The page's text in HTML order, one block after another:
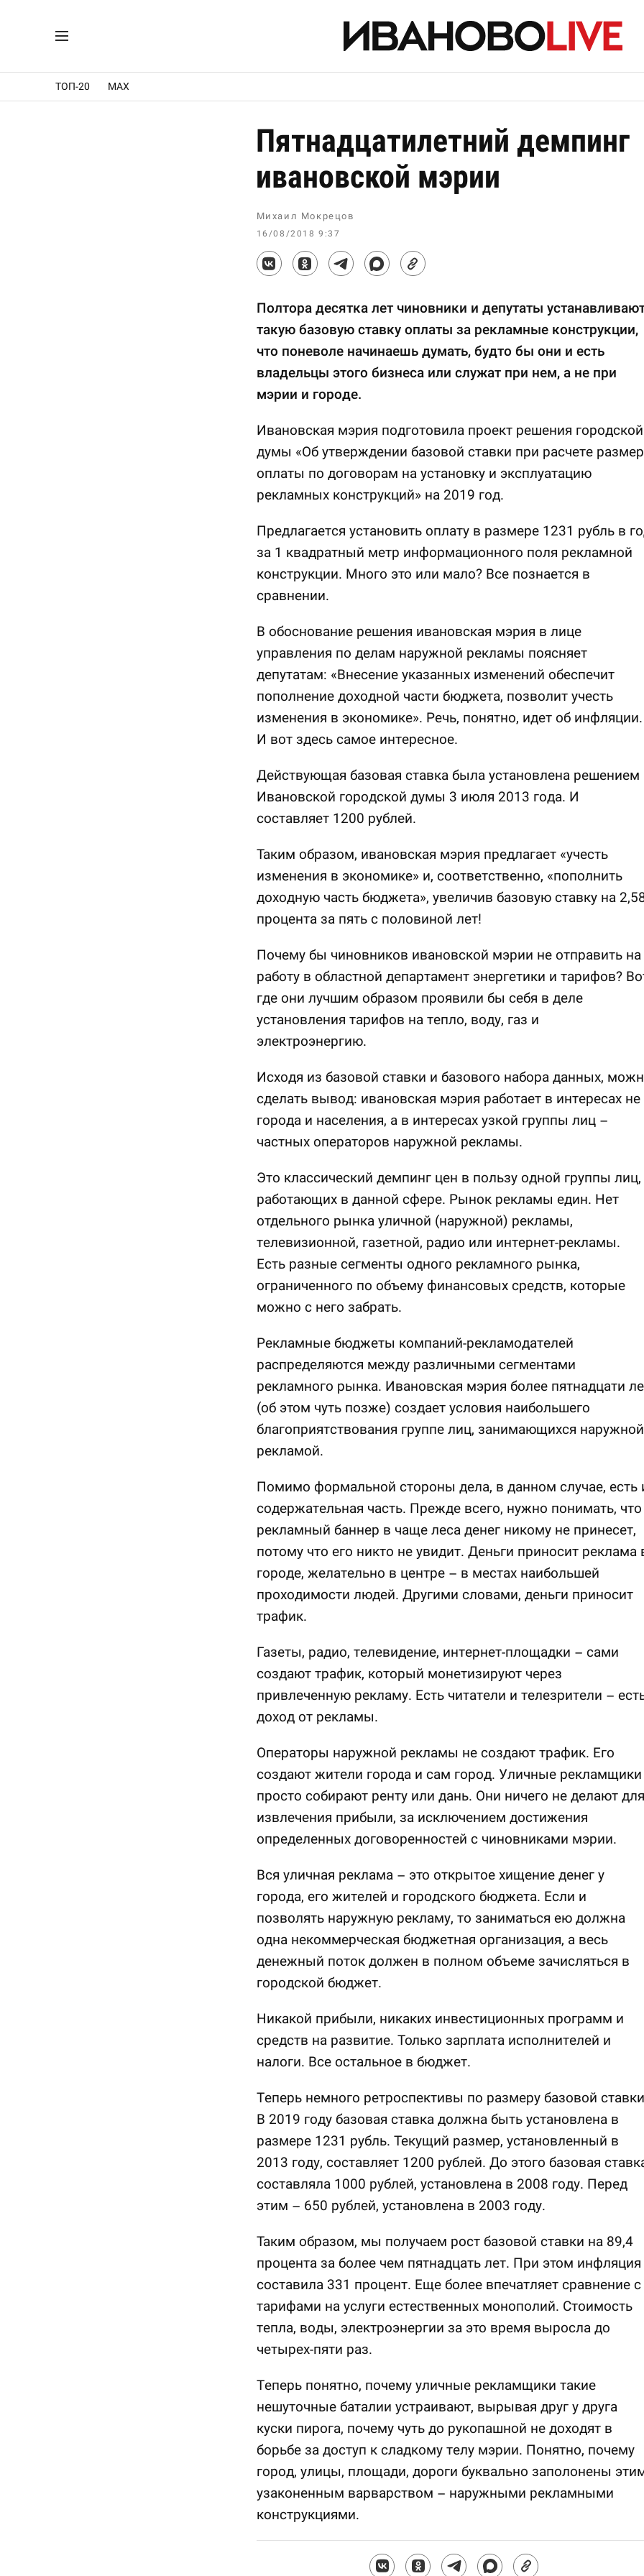
ТОП-20 MAX
Пятнадцатилетний демпинг
ивановской мэрии
Михаил Мокрецов
16/08/2018 9:37
Полтора десятка лет чиновники и депутаты
такую базовую ставку оплаты за рекламные конструкции,
что поневоле начинаешь думать, будто бы они и есть
владельцы этого бизнеса или служат при нем, а не при
мэрии и городе.
Ивановская мэрия подготовила проект решения городской
думы «Об утверждении базовой ставки при расчете
оплаты по договорам на установку и эксплуатацию
рекламных конструкций» на 2019 год.
Предлагается установить оплату в размере 1231 рубль в
за 1 квадратный метр информационного поля рекламной
конструкции. Много это или мало? Все познается в
сравнении.
В обоснование решения ивановская мэрия в лице
управления по делам наружной рекламы поясняет
депутатам: «Внесение указанных изменений обеспечит
пополнение доходной части бюджета, позволит учесть
изменения в экономике». Речь, понятно, идет об инфляции.
И вот здесь самое интересное.
Действующая базовая ставка была установлена решением
Ивановской городской думы 3 июля 2013 года. И
составляет 1200 рублей.
Таким образом, ивановская мэрия предлагает «учесть
изменения в экономике» и, соответственно, «пополнить
доходную часть бюджета», увеличив базовую ставку на
процента за пять с половиной лет!
Почему бы чиновников ивановской мэрии не отправить на
работу в областной департамент энергетики и тарифов?
где они лучшим образом проявили бы себя в деле
установления тарифов на тепло, воду, газ и
электроэнергию.
Исходя из базовой ставки и базового набора данных,
сделать вывод: ивановская мэрия работает в интересах не
города и населения, а в интересах узкой группы лиц –
частных операторов наружной рекламы.
Это классический демпинг цен в пользу одной группы лиц,
работающих в данной сфере. Рынок рекламы един. Нет
отдельного рынка уличной (наружной) рекламы,
телевизионной, газетной, радио или интернет-рекламы.
Есть разные сегменты одного рекламного рынка,
ограниченного по объему финансовых средств, которые
можно с него забрать.
Рекламные бюджеты компаний-рекламодателей
распределяются между различными сегментами
рекламного рынка. Ивановская мэрия более пятнадцати
(об этом чуть позже) создает условия наибольшего
благоприятствования группе лиц, занимающихся наружной
рекламой.
Помимо формальной стороны дела, в данном случае, есть
содержательная часть. Прежде всего, нужно понимать, что
рекламный баннер в чаще леса денег никому не принесет,
потому что его никто не увидит. Деньги приносит реклама
городе, желательно в центре – в местах наибольшей
проходимости людей. Другими словами, деньги приносит
трафик.
Газеты, радио, телевидение, интернет-площадки – сами
создают трафик, который монетизируют через
привлеченную рекламу. Есть читатели и телезрители –
доход от рекламы.
Операторы наружной рекламы не создают трафик. Его
создают жители города и сам город. Уличные рекламщики
просто собирают ренту или дань. Они ничего не делают для
извлечения прибыли, за исключением достижения
определенных договоренностей с чиновниками мэрии.
Вся уличная реклама – это открытое хищение денег у
города, его жителей и городского бюджета. Если и
позволять наружную рекламу, то заниматься ею должна
одна некоммерческая бюджетная организация, а весь
денежный поток должен в полном объеме зачисляться в
городской бюджет.
Никакой прибыли, никаких инвестиционных программ и
средств на развитие. Только зарплата исполнителей и
налоги. Все остальное в бюджет.
Теперь немного ретроспективы по размеру базовой
В 2019 году базовая ставка должна быть установлена в
размере 1231 рубль. Текущий размер, установленный в
2013 году, составляет 1200 рублей. До этого базовая
составляла 1000 рублей, установлена в 2008 году. Перед
этим – 650 рублей, установлена в 2003 году.
Таким образом, мы получаем рост базовой ставки на 89,4
процента за более чем пятнадцать лет. При этом инфляция
составила 331 процент. Еще более впечатляет сравнение с
тарифами на услуги естественных монополий. Стоимость
тепла, воды, электроэнергии за это время выросла до
четырех-пяти раз.
Теперь понятно, почему уличные рекламщики такие
нешуточные баталии устраивают, вырывая друг у друга
куски пирога, почему чуть до рукопашной не доходят в
борьбе за доступ к сладкому телу мэрии. Понятно, почему
город, улицы, площади, дороги буквально заполонены
узаконенным варварством – наружными рекламными
конструкциями.